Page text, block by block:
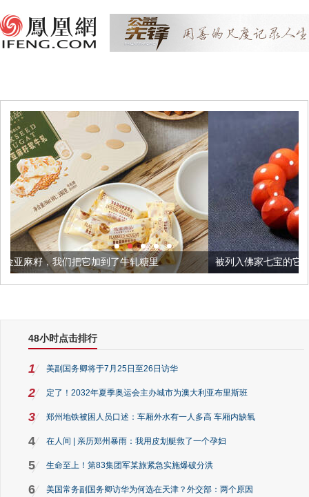
到了牛轧糖里 被列入佛家七宝的它到底有多美？
48小时点击排行
1 美副国务卿将于7月25日至26日访华
2 定了！2032年夏季奥运会主办城市为澳大利亚布里斯班
3 郑州地铁被困人员口述：车厢外水有一人多高 车厢内缺氧
4 在人间 | 亲历郑州暴雨：我用皮划艇救了一个孕妇
5 生命至上！第83集团军某旅紧急实施爆破分洪
6 美国常务副国务卿访华为何选在天津？外交部：两个原因